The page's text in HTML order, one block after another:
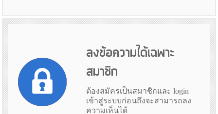
ลงข้อความได้เฉพาะ
สมาชิก
ต้องสมัครเป็นสมาชิกและ login
เข้าสู่ระบบก่อนถึงจะสามารถลง
ความเห็นได้